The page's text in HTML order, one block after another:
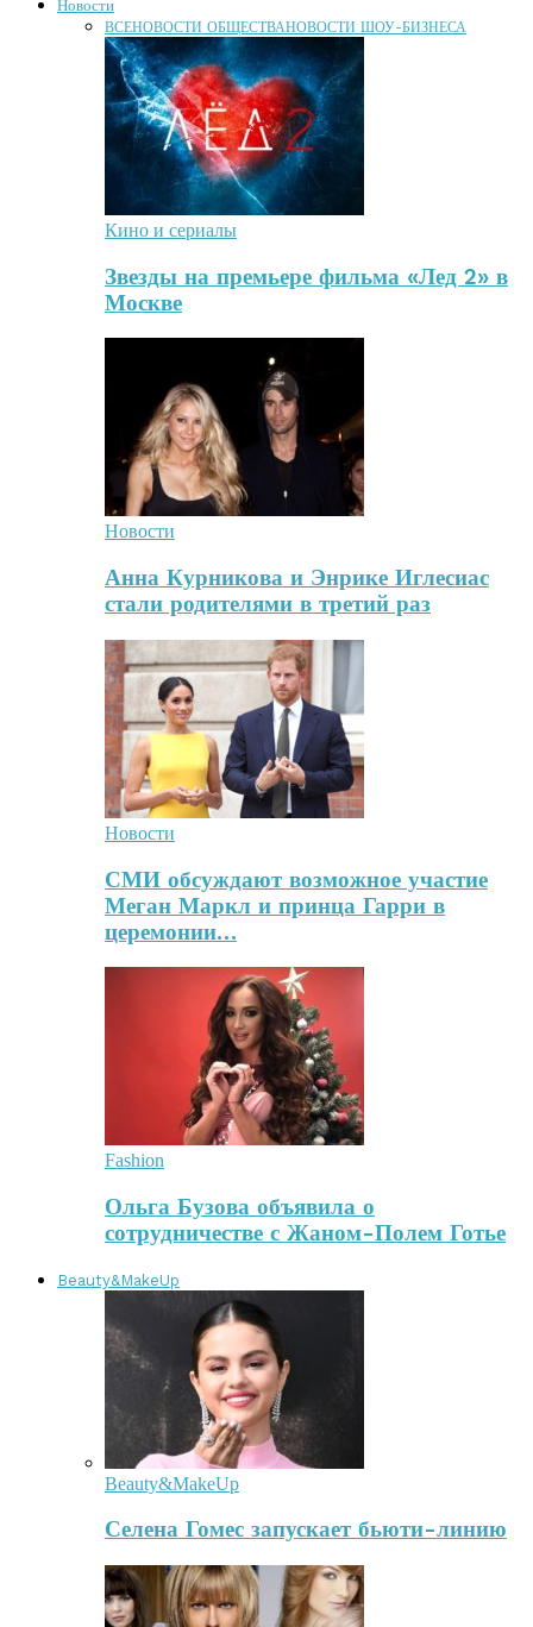
Новости
ВСЕНОВОСТИ ОБЩЕСТВАНОВОСТИ ШОУ-БИЗНЕСА
Кино и сериалы
Звезды на премьере фильма «Лед 2» в
Москве
Новости
Анна Курникова и Энрике Иглесиас
стали родителями в третий раз
Новости
СМИ обсуждают возможное участие
Меган Маркл и принца Гарри в
церемонии…
Fashion
Ольга Бузова объявила о
сотрудничестве с Жаном-Полем Готье
Beauty&MakeUp
Beauty&MakeUp
Селена Гомес запускает бьюти-линию